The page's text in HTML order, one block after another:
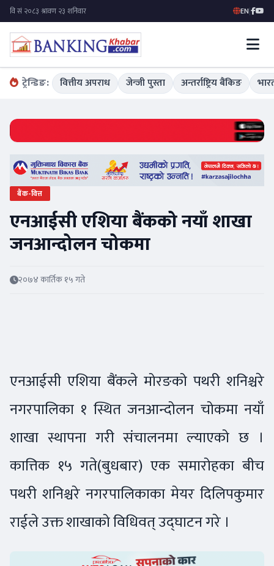
EN|
ट्रेन्डिङ: वित्तीय अपराध जेन्जी पुस्ता अन्तर्राष्ट्रिय बैंकिङ
बैंक-वित्त
एनआईसी एशिया बैंकको नयाँ शाखा
जनआन्दोलन चोकमा
२०७४ कार्तिक १५ गते
एनआईसी एशिया बैंकले मोरङको पथरी शनिश्चरे
नगरपालिका १ स्थित जनआन्दोलन चोकमा नयाँ
शाखा स्थापना गरी संचालनमा ल्याएको छ ।
कात्तिक १५ गते(बुधबार) एक समारोहका बीच
पथरी शनिश्चरे नगरपालिकाका मेयर दिलिपकुमार
राईले उक्त शाखाको विधिवत् उद्घाटन गरे ।